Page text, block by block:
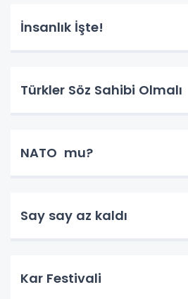
İnsanlık İşte!
Türkler Söz Sahibi Olmalı
NATO mu?
Say say az kaldı
Kar Festivali